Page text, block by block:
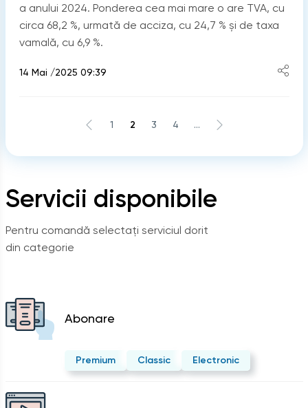
Servicii disponibile
Pentru comandă selectați serviciul dorit
din categorie
Abonare
Premium Classic Electronic
a anului 2024. Ponderea cea mai mare o are TVA, cu
circa 68,2 %, urmată de acciza, cu 24,7 % și de taxa
vamală, cu 6,9 %.
14 Mai /2025 09:39
1 2 3 4 ...